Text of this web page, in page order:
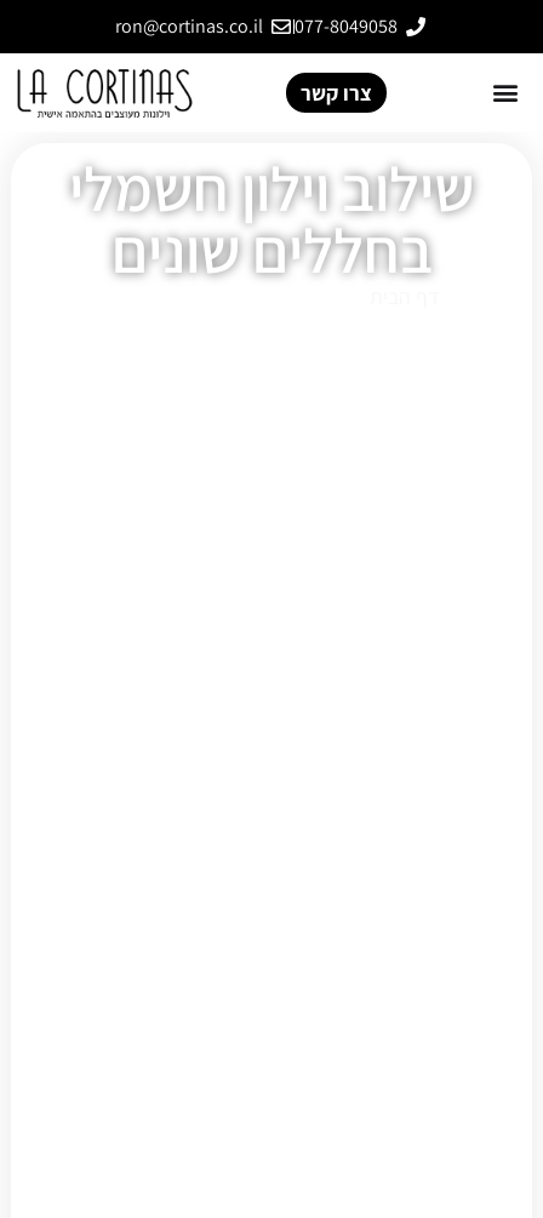
077-8049058
ron@cortinas.co.il
צרו קשר
שילוב וילון חשמלי
בחללים שונים